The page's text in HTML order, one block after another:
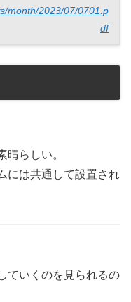
month/2023/07/0701.p
df
晴らしい。
には共通して設置され
ていくのを見られるの